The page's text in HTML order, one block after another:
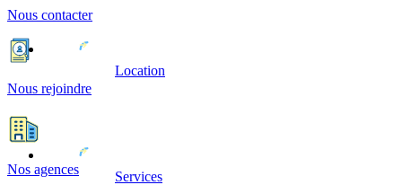
Location
Services
Nous contacter
Nous rejoindre
Nos agences